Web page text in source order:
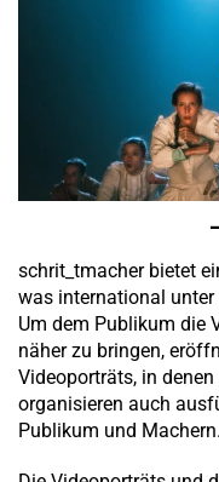
schrit_tmacher bietet
was international unter
Um dem Publikum die
näher zu bringen,
Videoporträts, in
organisieren auch
Publikum und Machern.